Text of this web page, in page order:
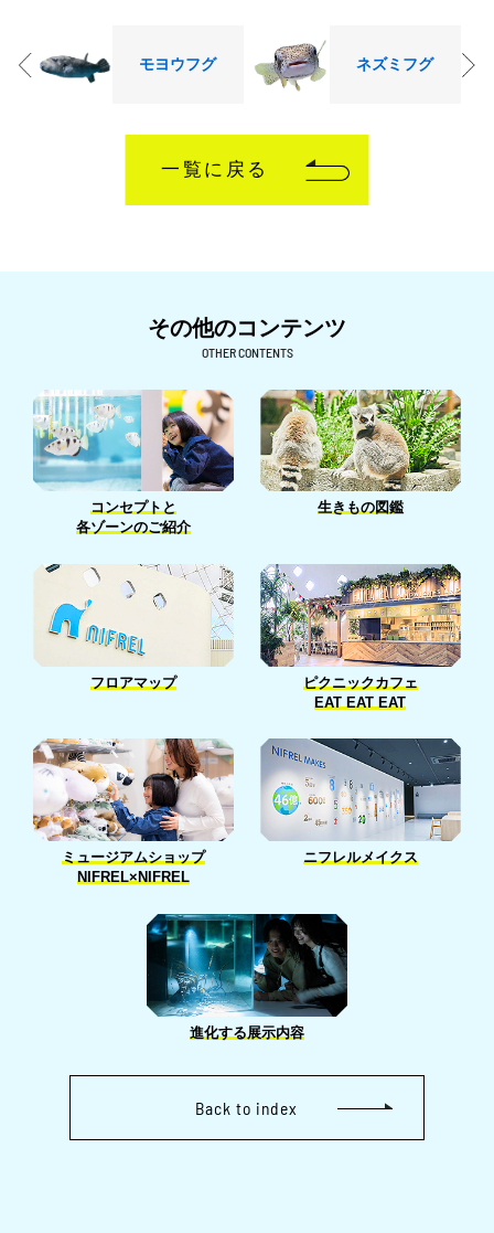
モヨウフグ ネズミフグ
一覧に戻る
その他のコンテンツ
OTHER CONTENTS
コンセプトと
各ゾーンのご紹介
生きもの図鑑
フロアマップ
ピクニックカフェ
EAT EAT EAT
ミュージアムショップ
NIFREL×NIFREL
ニフレルメイクス
進化する展示内容
Back to index